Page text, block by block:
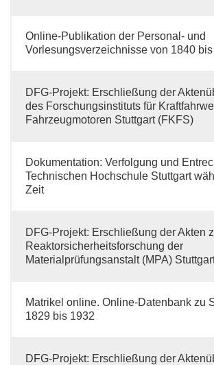
Online-Publikation der Personal- und
Vorlesungsverzeichnisse von 1840
DFG-Projekt: Erschließung der
des Forschungsinstituts für
Fahrzeugmotoren Stuttgart (FKFS)
Dokumentation: Verfolgung und
Technischen Hochschule Stuttgart
Zeit
DFG-Projekt: Erschließung der Akten
Reaktorsicherheitsforschung der
Materialprüfungsanstalt (MPA)
Matrikel online. Online-Datenbank zu
1829 bis 1932
DFG-Projekt: Erschließung der